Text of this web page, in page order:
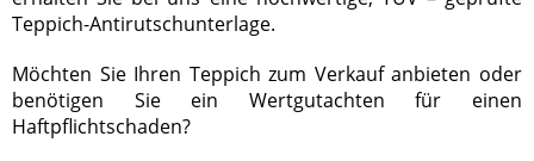
Teppich-Antirutschunterlage.
Möchten Sie Ihren Teppich zum Verkauf anbieten oder
benötigen Sie ein Wertgutachten für einen
Haftpflichtschaden?